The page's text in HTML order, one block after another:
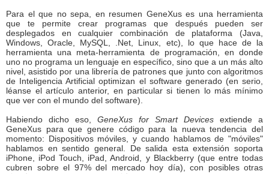
Para el que no sepa, en resumen GeneXus es una herramienta
que te permite crear programas que después pueden ser
desplegados en cualquier combinación de plataforma (Java,
Windows, Oracle, MySQL, .Net, Linux, etc), lo que hace de la
herramienta una meta-herramienta de programación, en donde
uno no programa un lenguaje en específico, sino que a un más alto
nivel, asistido por una librería de patrones que junto con algoritmos
de Inteligencia Artificial optimizan el software generado (en serio,
léanse el artículo anterior, en particular si tienen lo más mínimo
que ver con el mundo del software).
Habiendo dicho eso, GeneXus for Smart Devices extiende a
GeneXus para que genere código para la nueva tendencia del
momento: Dispositivos móviles, y cuando hablamos de "móviles"
hablamos en sentido general. De salida esta extensión soporta
iPhone, iPod Touch, iPad, Android, y Blackberry (que entre todas
cubren sobre el 97% del mercado hoy día), con posibles otras